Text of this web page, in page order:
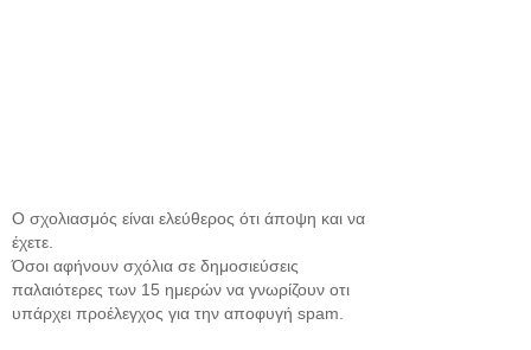
Ο σχολιασμός είναι ελεύθερος ότι άποψη και να
έχετε.
Όσοι αφήνουν σχόλια σε δημοσιεύσεις
παλαιότερες των 15 ημερών να γνωρίζουν οτι
υπάρχει προέλεγχος για την αποφυγή spam.